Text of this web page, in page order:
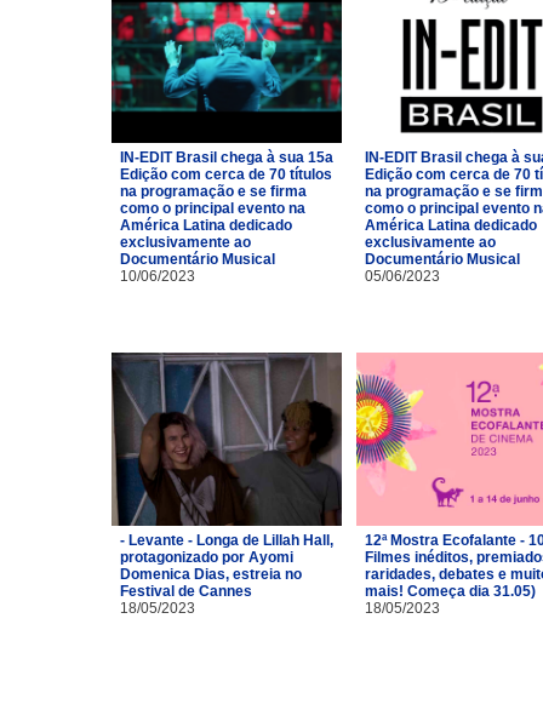
IN-EDIT Brasil chega à sua 15a
Edição com cerca de 70 títulos
na programação e se firma
como o principal evento na
América Latina dedicado
exclusivamente ao
Documentário Musical
10/06/2023
IN-EDIT Brasil chega à
Edição com cerca de 70
na programação e se
como o principal evento
América Latina dedicado
exclusivamente ao
Documentário Musical
05/06/2023
- Levante - Longa de Lillah Hall,
protagonizado por Ayomi
Domenica Dias, estreia no
Festival de Cannes
18/05/2023
12ª Mostra Ecofalante -
Filmes inéditos,
raridades, debates e
mais! Começa dia 31.05)
18/05/2023